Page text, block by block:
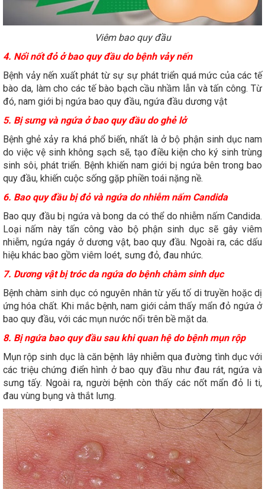
Viêm bao quy đầu
4. Nổi nốt đỏ ở bao quy đầu do bệnh vảy nến
Bệnh vảy nến xuất phát từ sự sự phát triển quá mức của các tế
bào da, làm cho các tế bào bạch cầu nhầm lẫn và tấn công. Từ
đó, nam giới bị ngứa bao quy đầu, ngứa đầu dương vật
5. Bị sưng và ngứa ở bao quy đầu do ghẻ lở
Bệnh ghẻ xảy ra khá phổ biến, nhất là ở bộ phận sinh dục nam
do việc vệ sinh không sạch sẽ, tạo điều kiện cho ký sinh trùng
sinh sôi, phát triển. Bệnh khiến nam giới bị ngứa bên trong bao
quy đầu, khiến cuộc sống gặp phiền toái nặng nề.
6. Bao quy đầu bị đỏ và ngứa do nhiễm nấm Candida
Bao quy đầu bị ngứa và bong da có thể do nhiễm nấm Candida.
Loại nấm này tấn công vào bộ phận sinh dục sẽ gây viêm
nhiễm, ngứa ngáy ở dương vật, bao quy đầu. Ngoài ra, các dấu
hiệu khác bao gồm viêm loét, sưng đỏ, đau nhức.
7. Dương vật bị tróc da ngứa do bệnh chàm sinh dục
Bệnh chàm sinh dục có nguyên nhân từ yếu tố di truyền hoặc dị
ứng hóa chất. Khi mắc bệnh, nam giới cảm thấy mẩn đỏ ngứa ở
bao quy đầu, với các mụn nước nổi trên bề mặt da.
8. Bị ngứa bao quy đầu sau khi quan hệ do bệnh mụn rộp
Mụn rộp sinh dục là căn bệnh lây nhiễm qua đường tình dục với
các triệu chứng điển hình ở bao quy đầu như đau rát, ngứa và
sưng tấy. Ngoài ra, người bệnh còn thấy các nốt mẩn đỏ li ti,
đau vùng bụng và thắt lưng.